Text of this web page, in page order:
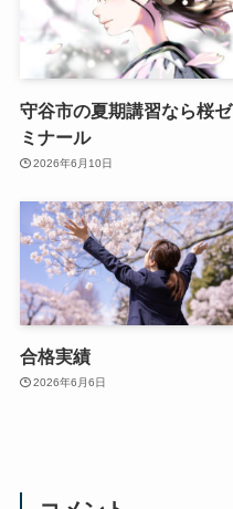
守谷市の夏期講習なら桜ゼ
ミナール
2026年6月10日
合格実績
2026年6月6日